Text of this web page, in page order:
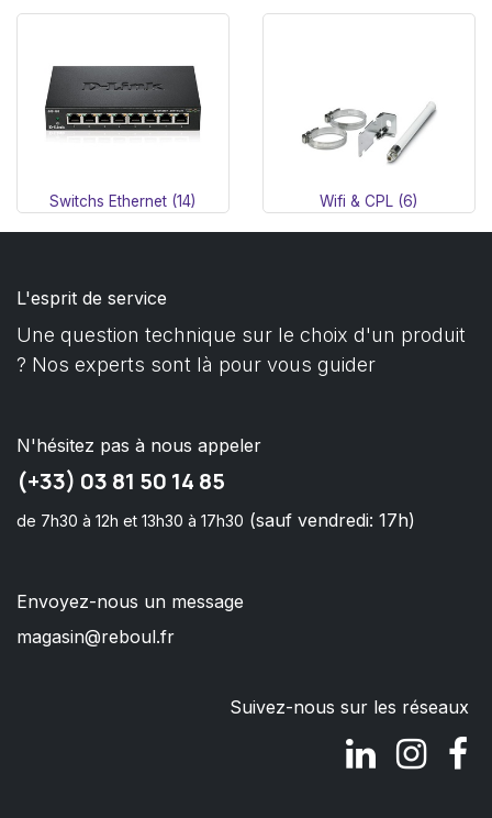
Switchs Ethernet (14) Wifi & CPL (6)
L'esprit de service
Une question technique sur le choix d'un produit
? Nos experts sont là pour vous guider
N'hésitez pas à nous appeler
(+33) 03 81 50 14 85
de 7h30 à 12h et 13h30 à 17h30 (sauf vendredi: 17h)
Envoyez-nous un message
magasin@reboul.fr
Suivez-nous sur les réseaux